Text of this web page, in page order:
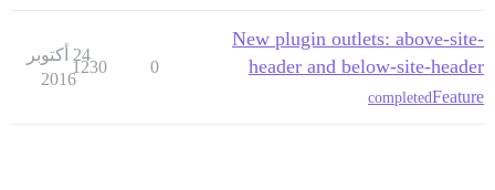
New plugin outlets: above-site-
header and below-site-header
Feature
completed
0
1230
24 أكتوبر
2016